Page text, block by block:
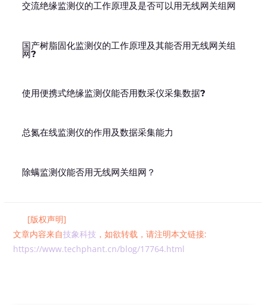
交流绝缘监测仪的工作原理及是否可以用无线网关组网
国产树脂固化监测仪的工作原理及其能否用无线网关组
网?
使用便携式绝缘监测仪能否用数采仪采集数据?
总氮在线监测仪的作用及数据采集能力
除螨监测仪能否用无线网关组网？
[版权声明]
文章内容来自技象科技 ，如欲转载，请注明本文链接:
https://www.techphant.cn/blog/17764.html